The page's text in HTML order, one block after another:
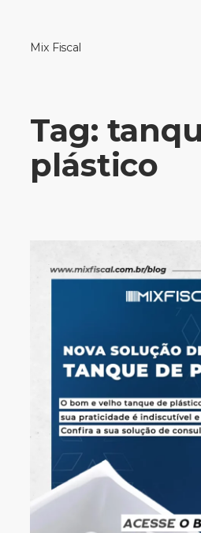
Mix Fiscal
Tag:
plástico